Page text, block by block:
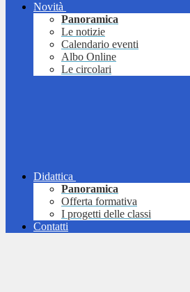
Novità
Panoramica
Le notizie
Calendario eventi
Albo Online
Le circolari
Didattica
Panoramica
Offerta formativa
I progetti delle classi
Contatti